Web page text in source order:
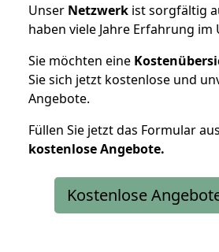
Unser Netzwerk ist sorgfältig
haben viele Jahre Erfahrung im
Sie möchten eine
Sie sich jetzt kostenlose und
Angebote.
Füllen Sie jetzt das Formular
kostenloseAngebote.
Kostenlose